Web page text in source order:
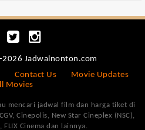
Jadwalnonton.com
Contact Us
Movie Updates
Movies
mencari jadwal film dan harga tiket di
Cinepolis, New Star Cineplex (NSC),
FLIX Cinema dan lainnya.